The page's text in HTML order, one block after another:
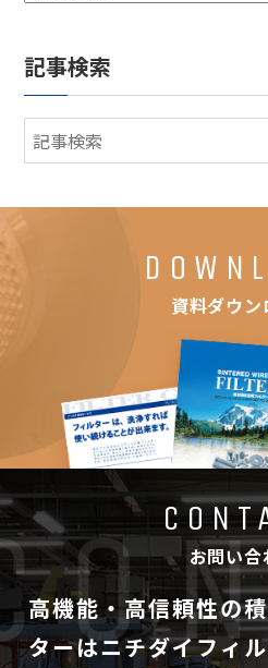
記事検索
資料ダウン
お問い合
高機能・高信頼性の
ターはニチダイフィ